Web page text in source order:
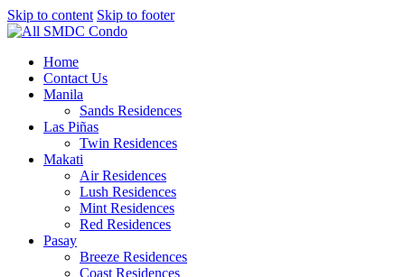
Skip to content Skip to footer
Home
Contact Us
Manila
Sands Residences
Las Piñas
Twin Residences
Makati
Air Residences
Lush Residences
Mint Residences
Red Residences
Pasay
Breeze Residences
Coast Residences